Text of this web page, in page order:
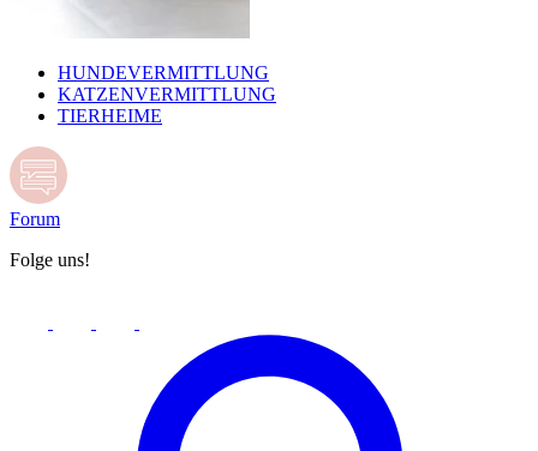
HUNDEVERMITTLUNG
KATZENVERMITTLUNG
TIERHEIME
Forum
Folge uns!